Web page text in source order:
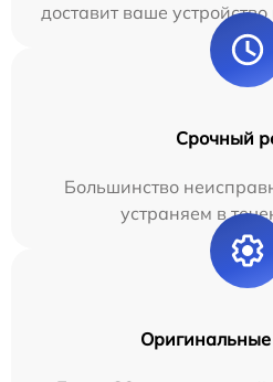
доставит ваше
Срочный
Большинство
устраняем в
Оригинальные